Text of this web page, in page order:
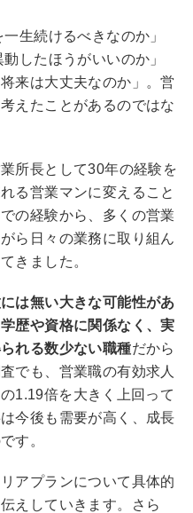
生続けるべきなのか」
動したほうがいいのか」
来は大丈夫なのか」。営
えたことがあるのではな
所長として30年の経験を
る営業マンに変えること
の経験から、多くの営業
ら日々の業務に取り組ん
きました。
は無い大きな可能性があ
学歴や資格に関係なく、実
れる数少ない職種だから
でも、営業職の有効求人
1.19倍を大きく上回って
今後も需要が高く、成長
す。
アプランについて具体的
えしていきます。さら